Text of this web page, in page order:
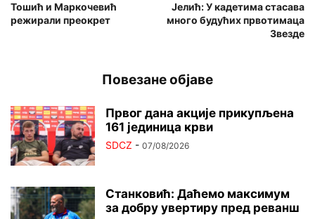
Тошић и Маркочевић
режирали преокрет
Јелић: У кадетима стасава
много будућих првотимаца
Звезде
Повезане објаве
Првог дана акције прикупљена
161 јединица крви
SDCZ - 07/08/2026
Станковић: Даћемо максимум
за добру увертиру пред реванш